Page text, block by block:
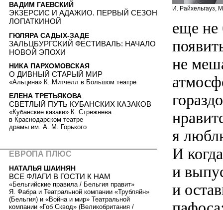
И. Райхельгауз,
еще не
не
я
И
и
и
ВАДИМ ГАЕВСКИЙ
ЭКЗЕРСИС И АДАЖИО. ПЕРВЫЙ СЕЗОН
ЛОПАТКИНОЙ
ГЮЛЯРА САДЫХ-ЗАДЕ
ЗАЛЬЦБУРГСКИЙ ФЕСТИВАЛЬ: НАЧАЛО
НОВОЙ ЭПОХИ
НИКА ПАРХОМОВСКАЯ
О ДИВНЫЙ СТАРЫЙ МИР
«Альцина» К. Митчелл в Большом театре
ЕЛЕНА ТРЕТЬЯКОВА
СВЕТЛЫЙ ПУТЬ КУБАНСКИХ КАЗАКОВ
«Кубанские казаки» К. Стрежнева
в Краснодарском театре
драмы им. А. М. Горького
ЕВРОПА ПЛЮС
НАТАЛЬЯ ШАИНЯН
ВСЕ ФЛАГИ В ГОСТИ К НАМ
«Бельгийские правила / Бельгия правит»
Я. Фабра и Театральной компании «Трубляйн»
(Бельгия) и «Война и мир» Театральной
компании «Гоб Сквод» (Великобритания /